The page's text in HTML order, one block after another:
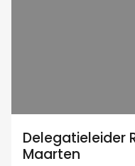
Delegatieleider
Maarten